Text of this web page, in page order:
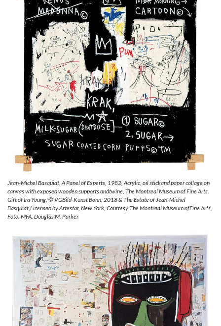
Jean-Michel Basquiat, A Panel of Experts, 1982, Acrylic, oil stickand paper collage on
canvas with exposed wooden supports andtwine, The Montreal Museum of Fine Arts.
Gift of Ira Young, © VGBild-Kunst Bonn, 2018 & The Estate of Jean-Michel
Basquiat,Licensed by Artestar, New York, Courtesy The Montreal Museum ofFine Arts,
Foto: MFA, Douglas M. Parker